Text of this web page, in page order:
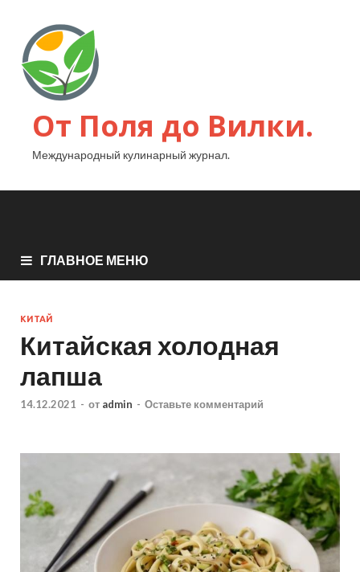
От Поля до Вилки.
Международный кулинарный журнал.
ГЛАВНОЕ МЕНЮ
КИТАЙ
Китайская холодная
лапша
14.12.2021 - от admin - Оставьте комментарий